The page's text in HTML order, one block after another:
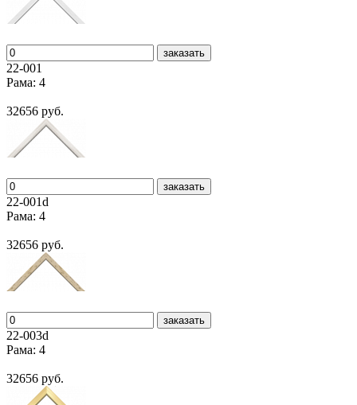
заказать
22-001
Рама: 4
32656 руб.
заказать
22-001d
Рама: 4
32656 руб.
заказать
22-003d
Рама: 4
32656 руб.